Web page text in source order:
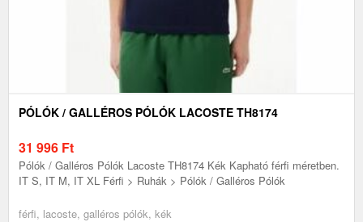
PÓLÓK / GALLÉROS PÓLÓK LACOSTE TH8174
31 996 Ft
Pólók / Galléros Pólók Lacoste TH8174 Kék Kapható férfi méretben.
IT S, IT M, IT XL Férfi > Ruhák > Pólók / Galléros Pólók
férfi, lacoste, galléros pólók, kék